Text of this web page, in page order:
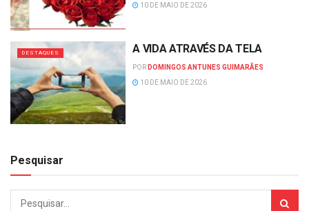
10 DE MAIO DE 2026
DESTAQUES A VIDA ATRAVÉS DA TELA
POR DOMINGOS ANTUNES GUIMARÃES
10 DE MAIO DE 2026
Pesquisar